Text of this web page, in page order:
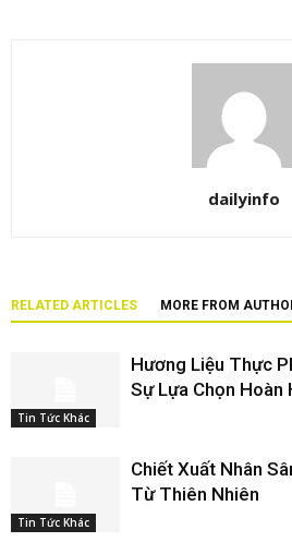
dailyinfo
RELATED ARTICLES MORE FROM
Tin Tức Khác
Hương Liệu Thực
Sự Lựa Chọn Hoàn
Tin Tức Khác
Chiết Xuất Nhân
Từ Thiên Nhiên